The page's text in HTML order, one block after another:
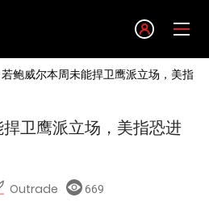
若鲍威尔本周未能捍卫鹰派立场，美指
卫鹰派立场，美指恐进
Outrade 669